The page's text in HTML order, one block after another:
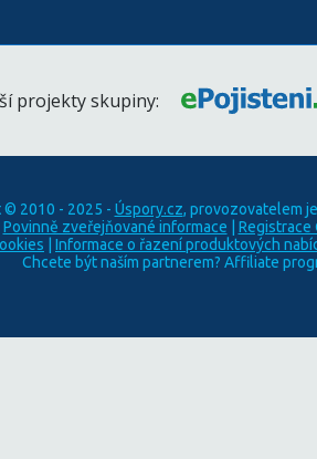
projekty skupiny:
© 2010 - 2025 - Úspory.cz, provozovatelem
Povinně zveřejňované informace
Registrace
Informace o řazení produktových
Chcete být naším partnerem? Affiliate